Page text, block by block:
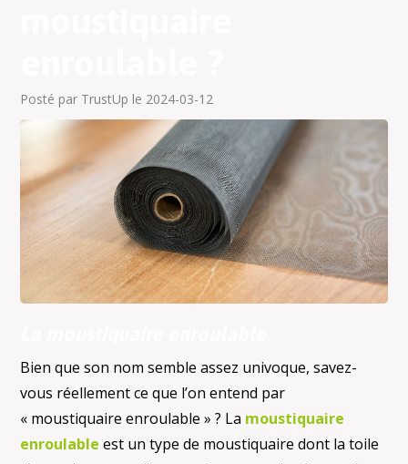
Posté par TrustUp le 2024-03-12
Bien que son nom semble assez univoque, savez-
vous réellement ce que l’on entend par
« moustiquaire enroulable » ? La moustiquaire
enroulable est un type de moustiquaire dont la toile